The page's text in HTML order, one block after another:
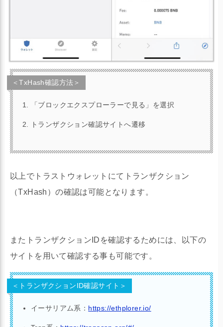
ハッシュ値のコピーアイコンをタップ
＜TxHash確認方法＞
「ブロックエクスプローラーで見る」を選択
トランザクション確認サイトへ遷移
以上でトラストウォレットにてトランザクション
（TxHash）の確認は可能となります。
またトランザクションIDを確認するためには、以下の
サイトを用いて確認する事も可能です。
＜トランザクションID確認サイト＞
イーサリアム系： https://ethplorer.io/